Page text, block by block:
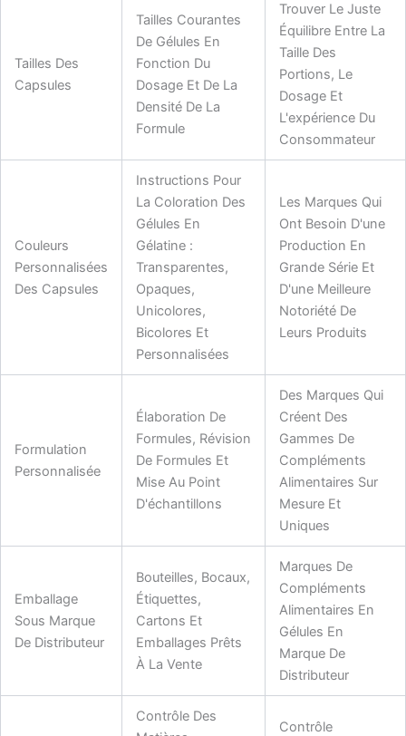
Tailles Des
Capsules
Tailles Courantes
De Gélules En
Fonction Du
Dosage Et De La
Densité De La
Formule
Trouver Le Juste
Équilibre Entre La
Taille Des
Portions, Le
Dosage Et
L'expérience Du
Consommateur
Couleurs
Personnalisées
Des Capsules
Instructions Pour
La Coloration Des
Gélules En
Gélatine :
Transparentes,
Opaques,
Unicolores,
Bicolores Et
Personnalisées
Les Marques Qui
Ont Besoin D'une
Production En
Grande Série Et
D'une Meilleure
Notoriété De
Leurs Produits
Formulation
Personnalisée
Élaboration De
Formules, Révision
De Formules Et
Mise Au Point
D'échantillons
Des Marques Qui
Créent Des
Gammes De
Compléments
Alimentaires Sur
Mesure Et
Uniques
Emballage
Sous Marque
De Distributeur
Bouteilles, Bocaux,
Étiquettes,
Cartons Et
Emballages Prêts
À La Vente
Marques De
Compléments
Alimentaires En
Gélules En
Marque De
Distributeur
Contrôle Des
Contrôle